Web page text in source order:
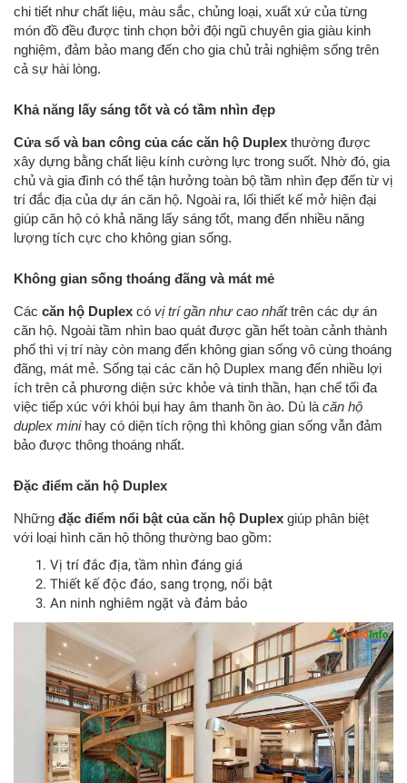
chi tiết như chất liệu, màu sắc, chủng loại, xuất xứ của từng
món đồ đều được tinh chọn bởi đội ngũ chuyên gia giàu kinh
nghiệm, đảm bảo mang đến cho gia chủ trải nghiệm sống trên
cả sự hài lòng.
Khả năng lấy sáng tốt và có tầm nhìn đẹp
Cửa sổ và ban công của các căn hộ Duplex thường được
xây dựng bằng chất liệu kính cường lực trong suốt. Nhờ đó, gia
chủ và gia đình có thể tận hưởng toàn bộ tầm nhìn đẹp đến từ vị
trí đắc địa của dự án căn hộ. Ngoài ra, lối thiết kế mở hiện đại
giúp căn hộ có khả năng lấy sáng tốt, mang đến nhiều năng
lượng tích cực cho không gian sống.
Không gian sống thoáng đãng và mát mẻ
Các căn hộ Duplex có vị trí gần như cao nhấttrên các dự án
căn hộ. Ngoài tầm nhìn bao quát được gần hết toàn cảnh thành
phố thì vị trí này còn mang đến không gian sống vô cùng thoáng
đãng, mát mẻ. Sống tại các căn hộ Duplex mang đến nhiều lợi
ích trên cả phương diện sức khỏe và tinh thần, hạn chế tối đa
việc tiếp xúc với khói bụi hay âm thanh ồn ào. Dù làcăn hộ
duplex minihay có diện tích rộng thì không gian sống vẫn đảm
bảo được thông thoáng nhất.
Đặc điểm căn hộ Duplex
Những đặc điểm nổi bật của căn hộ Duplex giúp phân biệt
với loại hình căn hộ thông thường bao gồm:
Vị trí đắc địa, tầm nhìn đáng giá
Thiết kế độc đáo, sang trọng, nổi bật
An ninh nghiêm ngặt và đảm bảo